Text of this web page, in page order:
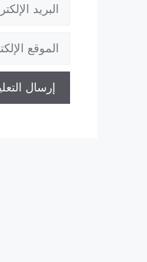
الإلكتروني
الموقع
الإلكتروني